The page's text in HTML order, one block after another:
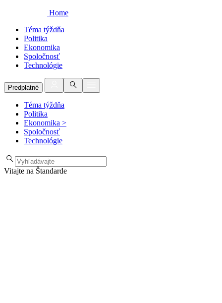
Home
Téma týždňa
Politika
Ekonomika
Spoločnosť
Technológie
Predplatné
Téma týždňa
Politika
Ekonomika >
Spoločnosť
Technológie
Vitajte na Štandarde